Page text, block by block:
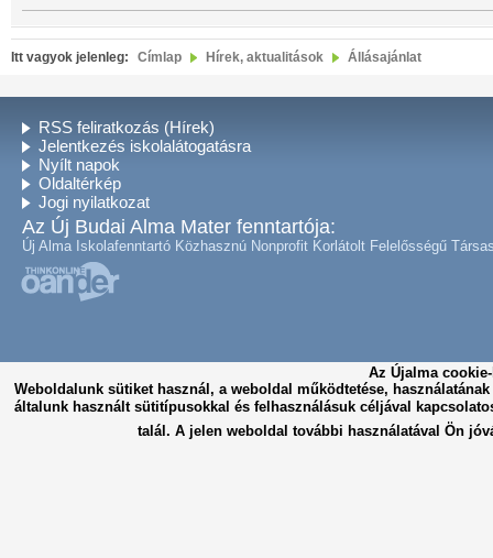
Itt vagyok jelenleg: Címlap Hírek, aktualitások Állásajánlat
RSS feliratkozás (Hírek)
Jelentkezés iskolalátogatásra
Nyílt napok
Oldaltérkép
Jogi nyilatkozat
Az Új Budai Alma Mater fenntartója:
Új Alma Iskolafenntartó Közhasznú Nonprofit Korlátolt Felelősségű
Weboldalunk sütiket használ, a weboldal működtetése,
általunk használt sütitípusokkal és felhasználásuk céljával
talál. A jelen weboldal további használatával Ön
Az Újalma